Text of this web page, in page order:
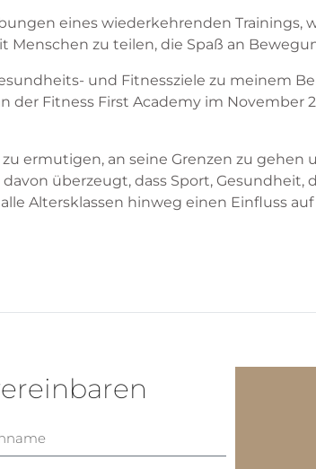
eines wiederkehrenden Trainings,
Menschen zu teilen, die Spaß an
und Fitnessziele zu meinem
der Fitness First Academy im November
zu ermutigen, an seine Grenzen zu
überzeugt, dass Sport,
Altersklassen hinweg einen Einfluss